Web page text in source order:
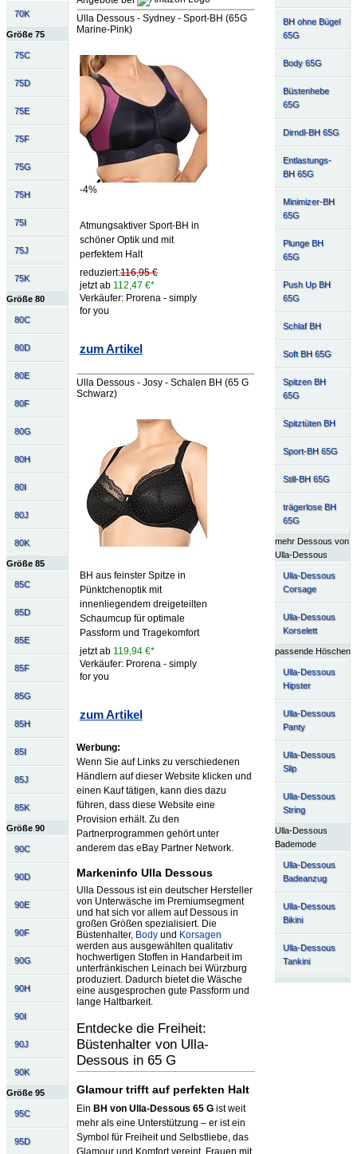
70K
Größe 75
75C
75D
75E
75F
75G
75H
75I
75J
75K
Größe 80
80C
80D
80E
80F
80G
80H
80I
80J
80K
Größe 85
85C
85D
85E
85F
85G
85H
85I
85J
85K
Größe 90
90C
90D
90E
90F
90G
90H
90I
90J
90K
Größe 95
95C
95D
BH ohne Bügel
65G
Body 65G
Büstenhebe
65G
Dirndl-BH 65G
Entlastungs-
BH 65G
Minimizer-BH
65G
Plunge BH
65G
Push Up BH
65G
Schlaf BH
Soft BH 65G
Spitzen BH
65G
Spitztüten BH
Sport-BH 65G
Still-BH 65G
trägerlose BH
65G
mehr Dessous von
Ulla-Dessous
Ulla-Dessous
Corsage
Ulla-Dessous
Korselett
passende Höschen
Ulla-Dessous
Hipster
Ulla-Dessous
Panty
Ulla-Dessous
Slip
Ulla-Dessous
String
Ulla-Dessous
Bademode
Ulla-Dessous
Badeanzug
Ulla-Dessous
Bikini
Ulla-Dessous
Tankini
Ulla Dessous - Sydney - Sport-BH (65G
Marine-Pink)
-4%
Atmungsaktiver Sport-BH in
schöner Optik und mit
perfektem Halt
reduziert:116,95 €
jetzt ab 112,47 €*
Verkäufer: Prorena - simply
for you
zum Artikel
Ulla Dessous - Josy - Schalen BH (65 G
Schwarz)
BH aus feinster Spitze in
Pünktchenoptik mit
innenliegendem dreigeteilten
Schaumcup für optimale
Passform und Tragekomfort
jetzt ab 119,94 €*
Verkäufer: Prorena - simply
for you
zum Artikel
Werbung:
Wenn Sie auf Links zu verschiedenen
Händlern auf dieser Website klicken und
einen Kauf tätigen, kann dies dazu
führen, dass diese Website eine
Provision erhält. Zu den
Partnerprogrammen gehört unter
anderem das eBay Partner Network.
Markeninfo Ulla Dessous
Ulla Dessous ist ein deutscher Hersteller
von Unterwäsche im Premiumsegment
und hat sich vor allem auf Dessous in
großen Größen spezialisiert. Die
Büstenhalter, Bodyund Korsagen
werden aus ausgewählten qualitativ
hochwertigen Stoffen in Handarbeit im
unterfränkischen Leinach bei Würzburg
produziert. Dadurch bietet die Wäsche
eine ausgesprochen gute Passform und
lange Haltbarkeit.
Entdecke die Freiheit:
Büstenhalter von Ulla-
Dessous in 65 G
Glamour trifft auf perfekten Halt
Ein BH von Ulla-Dessous 65 Gist weit
mehr als eine Unterstützung – er ist ein
Symbol für Freiheit und Selbstliebe, das
Glamour und Komfort vereint. Frauen mit